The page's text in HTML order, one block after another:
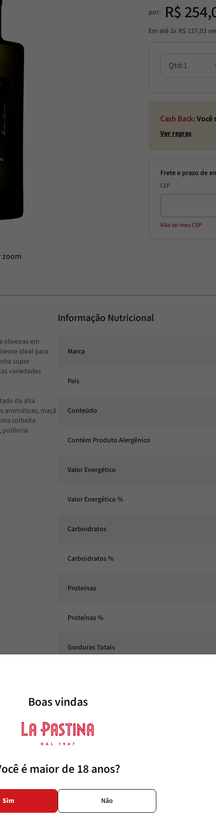
por: R$254,
Em até2x R$ 127,03
1
Cash Back:Você
Ver regras
CEP
Não sei meu CEP
oliveiras em
ideal para
super
variedades
da alta
aromáticas, maçã
colheita
potência
Informação Nutricional
Marca
País
Conteúdo
Contém Produto Alergênico
Valor Energético
Valor Energético %
Carboidratos
Carboidratos %
Proteínas
Proteínas %
Gorduras Totais
Gorduras Saturadas
Gorduras Saturadas %
Gorduras Trans
Gorduras Trans %
Boas vindas
é maior de 18 anos?
Sim Não